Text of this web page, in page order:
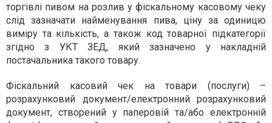
торгівлі пивом на розлив у фіскальному касовому чеку
слід зазначати найменування пива, ціну за одиницю
виміру та кількість, а також код товарної підкатегорії
згідно з УКТ ЗЕД, який зазначено у накладній
постачальника такого товару.
Фіскальний касовий чек на товари (послуги) –
розрахунковий документ/електронний розрахунковий
документ, створений у паперовій та/або електронній